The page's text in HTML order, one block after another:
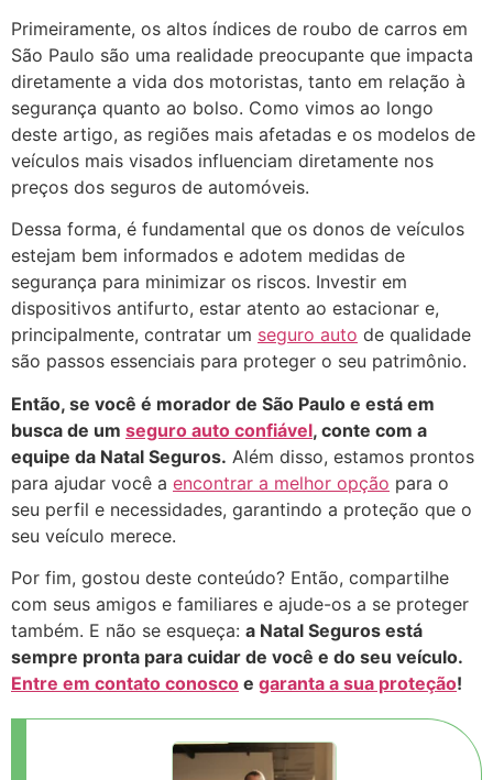
Primeiramente, os altos índices de roubo de carros em
São Paulo são uma realidade preocupante que impacta
diretamente a vida dos motoristas, tanto em relação à
segurança quanto ao bolso. Como vimos ao longo
deste artigo, as regiões mais afetadas e os modelos de
veículos mais visados influenciam diretamente nos
preços dos seguros de automóveis.
Dessa forma, é fundamental que os donos de veículos
estejam bem informados e adotem medidas de
segurança para minimizar os riscos. Investir em
dispositivos antifurto, estar atento ao estacionar e,
principalmente, contratar um seguro auto de qualidade
são passos essenciais para proteger o seu patrimônio.
Então, se você é morador de São Paulo e está em
busca de um seguro auto confiável, conte com a
equipe da Natal Seguros. Além disso, estamos prontos
para ajudar você a encontrar a melhor opção para o
seu perfil e necessidades, garantindo a proteção que o
seu veículo merece.
Por fim, gostou deste conteúdo? Então, compartilhe
com seus amigos e familiares e ajude-os a se proteger
também. E não se esqueça: a Natal Seguros está
sempre pronta para cuidar de você e do seu veículo.
Entre em contato conosco e garanta a sua proteção!